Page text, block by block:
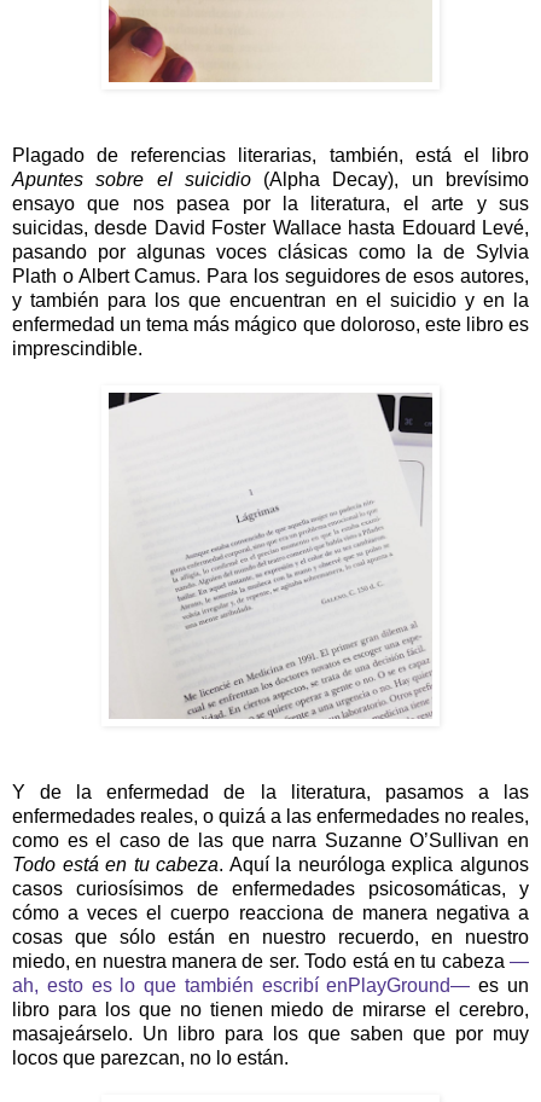
Plagado de referencias literarias, también, está el libro
Apuntes sobre el suicidio (Alpha Decay), un brevísimo
ensayo que nos pasea por la literatura, el arte y sus
suicidas, desde David Foster Wallace hasta Edouard Levé,
pasando por algunas voces clásicas como la de Sylvia
Plath o Albert Camus. Para los seguidores de esos autores,
y también para los que encuentran en el suicidio y en la
enfermedad un tema más mágico que doloroso, este libro es
imprescindible.
Y de la enfermedad de la literatura, pasamos a las
enfermedades reales, o quizá a las enfermedades no reales,
como es el caso de las que narra Suzanne O’Sullivan en
Todo está en tu cabeza. Aquí la neuróloga explica algunos
casos curiosísimos de enfermedades psicosomáticas, y
cómo a veces el cuerpo reacciona de manera negativa a
cosas que sólo están en nuestro recuerdo, en nuestro
miedo, en nuestra manera de ser. Todo está en tu cabeza —
ah, esto es lo que también escribí enPlayGround— es un
libro para los que no tienen miedo de mirarse el cerebro,
masajeárselo. Un libro para los que saben que por muy
locos que parezcan, no lo están.